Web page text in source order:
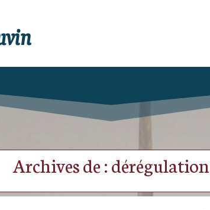
Archives de : dérégulation